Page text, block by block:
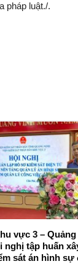
pháp luật./.
vực 3 –
nghị tập huấn
sát án hình sự